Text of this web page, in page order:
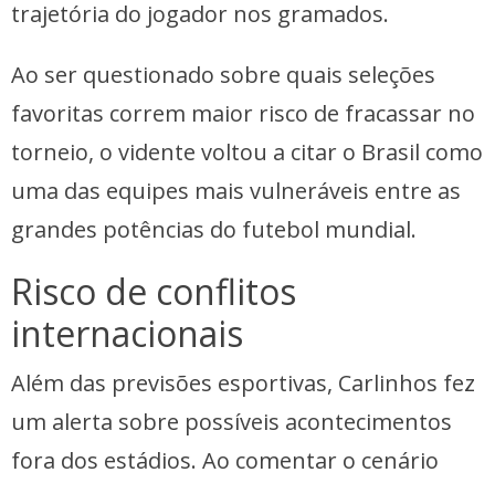
trajetória do jogador nos gramados.
Ao ser questionado sobre quais seleções
favoritas correm maior risco de fracassar no
torneio, o vidente voltou a citar o Brasil como
uma das equipes mais vulneráveis entre as
grandes potências do futebol mundial.
Risco de conflitos
internacionais
Além das previsões esportivas, Carlinhos fez
um alerta sobre possíveis acontecimentos
fora dos estádios. Ao comentar o cenário